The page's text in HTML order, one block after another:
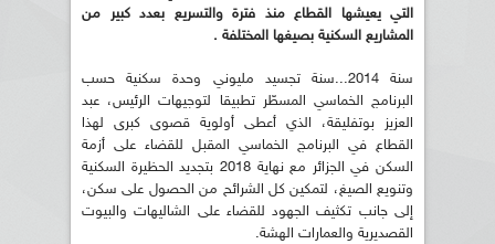
التي يعيشها القطاع منذ فترة والتسريع بعدد كبير من
المشاريع السكنية بصيغها المختلفة .
سنة 2014...سنة تجسيد مليوني وحدة سكنية حسب
البرنامج الخماسي المسطّر تطبيقا لتوجيهات الرئيس، عبد
العزيز بوتفليقة، الذي أعطى أولوية قصوى كبرى لهذا
القطاع في البرنامج الخماسي المقبل للقضاء على أزمة
السكن في الجزائر مع نهاية 2018 بتجديد الحظيرة السكنية
وتنويع الصيغ، لتمكين كل الشرائح من الحصول على سكن،
إلى جانب تكثيف الجهود للقضاء على الشاليهات والبيوت
القصديرية والعمارات الهشة.